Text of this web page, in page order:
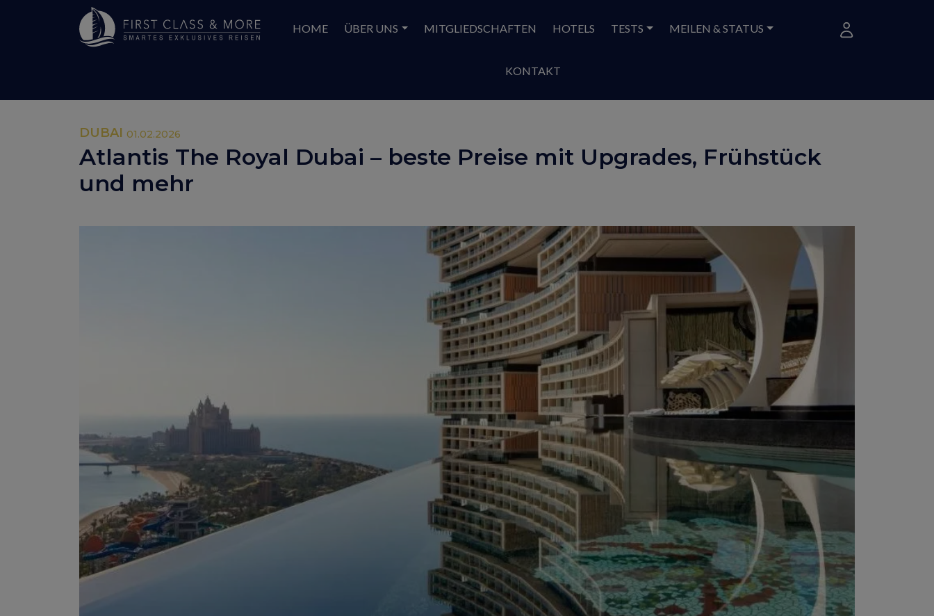
HOME ÜBER UNS MITGLIEDSCHAFTEN HOTELS TESTS MEILEN & STATUS
KONTAKT
DUBAI 01.02.2026
Atlantis The Royal Dubai – beste Preise mit Upgrades, Frühstück
und mehr